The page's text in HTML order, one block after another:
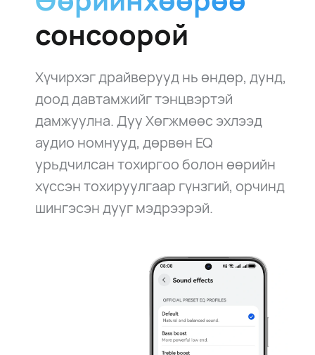
сонсоорой
Хүчирхэг драйверууд нь өндөр, дунд,
доод давтамжийг тэнцвэртэй
дамжуулна. Дуу Хөгжмөөс эхлээд
аудио номнууд, дөрвөн EQ
урьдчилсан тохиргоо болон өөрийн
хүссэн тохируулгаар гүнзгий, орчинд
шингэсэн дууг мэдрээрэй.